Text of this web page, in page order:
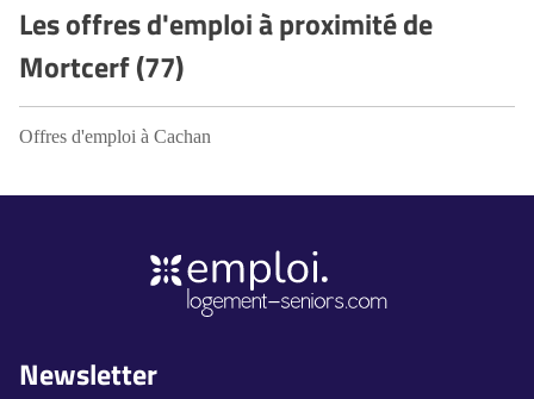
Les offres d'emploi à proximité de
Mortcerf (77)
Offres d'emploi à Cachan
Newsletter